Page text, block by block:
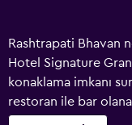
Rashtrapati Bhavan
Hotel Signature
konaklama imkanı
restoran ile bar
Bangla Sahib